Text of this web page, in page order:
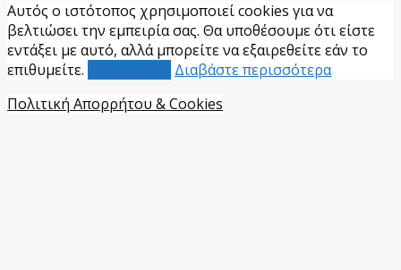
Αυτός ο ιστότοπος χρησιμοποιεί cookies για να
βελτιώσει την εμπειρία σας. Θα υποθέσουμε ότι είστε
εντάξει με αυτό, αλλά μπορείτε να εξαιρεθείτε εάν το
επιθυμείτε.
Διαβάστε περισσότερα
Πολιτική Απορρήτου & Cookies